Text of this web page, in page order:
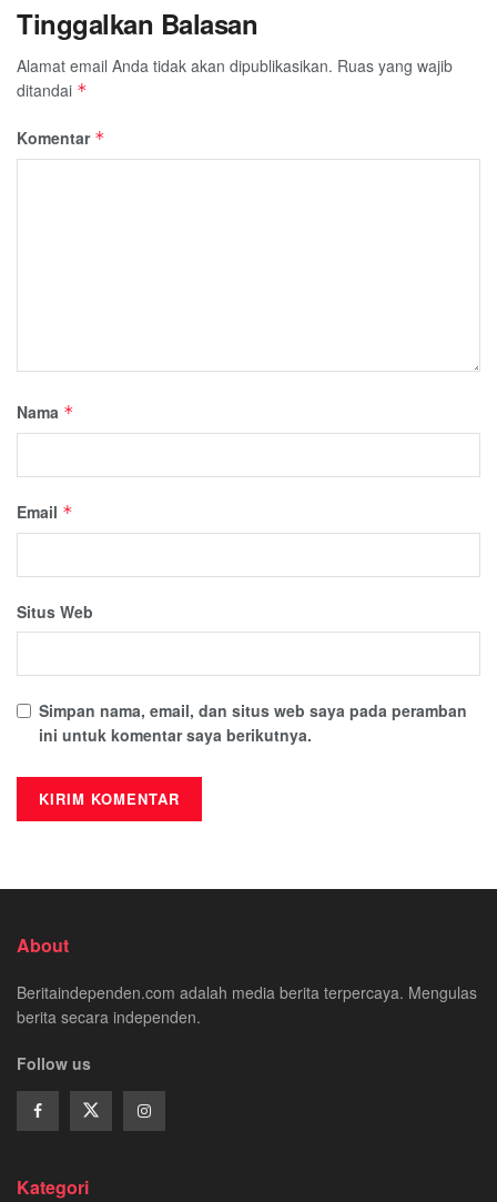
Tinggalkan Balasan
Alamat email Anda tidak akan dipublikasikan. Ruas yang wajib
ditandai *
Komentar *
Nama *
Email *
Situs Web
Simpan nama, email, dan situs web saya pada peramban
ini untuk komentar saya berikutnya.
About
Beritaindependen.com adalah media berita terpercaya. Mengulas
berita secara independen.
Follow us
Kategori